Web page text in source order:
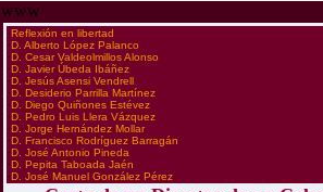
www
·Reflexión en libertad
·D. Alberto López Palanco
·D. Cesar Valdeolmillos Alonso
·D. Javier Úbeda Ibáñez
·D. Jesús Asensi Vendrell
·D. Desiderio Parrilla Martínez
·D. Diego Quiñones Estévez
·D. Pedro Luis Llera Vázquez
·D. Jorge Hernández Mollar
·D. Francisco Rodríguez Barragán
·D. José Antonio Pineda
·D. Pepita Taboada Jaén
·D. José Manuel González Pérez